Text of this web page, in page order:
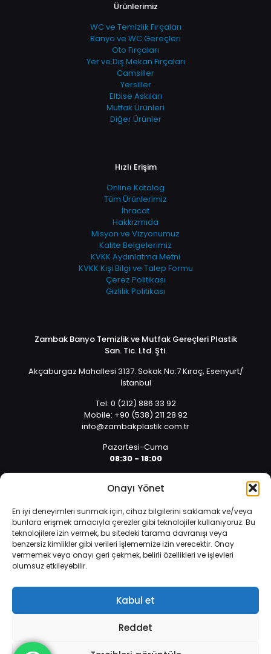
Onayı Yönet
En iyi deneyimleri sunmak için, cihaz bilgilerini saklamak ve/veya
bunlara erişmek amacıyla çerezler gibi teknolojiler kullanıyoruz. Bu
teknolojilere izin vermek, bu sitedeki tarama davranışı veya
benzersiz kimlikler gibi verileri işlememize izin verecektir. Onay
vermemek veya onayı geri çekmek, belirli özellikleri ve işlevleri
olumsuz etkileyebilir.
Kabul et
Reddet
Ürünlerimiz
WC ve Temizlik Fırçaları
Banyo ve WC Gereçleri
Oto Fırçaları
Yer ve Dış Mekan Fırçaları
Camsiller
Yersiller
Elbise Askıları
Mutfak Ürünleri
Diğer Ürünler
Hızlı Erişim
Online Katalog
Tüm Ürünlerimiz
İhracat
Hakkızmıda
Misyon ve Vizyonumuz
Kalite Belgelerimiz
KVKK Aydınlatma Metni
KVKK Kişi Bilgi ve Talep Formu
Çerez Politikası
Gizlilik Politikası
Zambak Banyo Temizlik ve Mutfak Gereçleri Plastik
San. Tic. Ltd. Şti.
Akçaburgaz Mahallesi 3137. Sokak No:7 Kıraç, Esenyurt/
İstanbul
Tel: 0 (212) 886 33 92
Mobile: +90 (538) 211 28 92
info@zambakplastik.com.tr
Pazartesi-Cuma
08:30 - 18:00
08:30 - 14:30
işlenmektedir. Zorunlu çerezler, internet sitemizin çalışması,
güvenliği ve bilgi toplumu hizmetlerinin sunulması amacıyla
Daha fazla bilgi edinin